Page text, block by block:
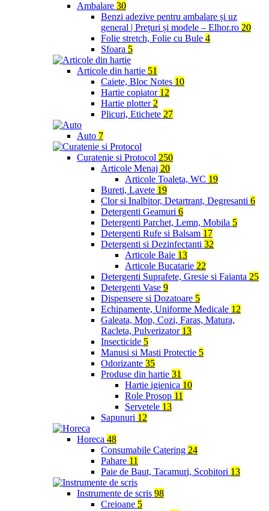
Ambalare 30
Benzi adezive pentru ambalare și uz
general | Prețuri și modele – Elhor.ro 20
Folie stretch, Folie cu Bule 4
Sfoara 5
Articole din hartie 51
Caiete, Bloc Notes 10
Hartie copiator 12
Hartie plotter 2
Plicuri, Etichete 27
Auto 7
Curatenie si Protocol 250
Articole Menaj 20
Articole Toaleta, WC 19
Bureti, Lavete 19
Clor si Inalbitor, Detartrant, Degresanti 6
Detergenti Geamuri 6
Detergenti Parchet, Lemn, Mobila 5
Detergenti Rufe si Balsam 17
Detergenti si Dezinfectanti 32
Articole Baie 13
Articole Bucatarie 22
Detergenti Suprafete, Gresie si Faianta 25
Detergenti Vase 9
Dispensere si Dozatoare 5
Echipamente, Uniforme Medicale 12
Galeata, Mop, Cozi, Faras, Matura,
Racleta, Pulverizator 13
Insecticide 5
Manusi si Masti Protectie 5
Odorizante 35
Produse din hartie 31
Hartie igienica 10
Role Prosop 11
Servetele 13
Sapunuri 12
Horeca 48
Consumabile Catering 24
Pahare 11
Paie de Baut, Tacamuri, Scobitori 13
Instrumente de scris 98
Creioane 5